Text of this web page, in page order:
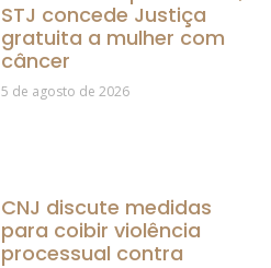
STJ concede Justiça
gratuita a mulher com
câncer
5 de agosto de 2026
CNJ discute medidas
para coibir violência
processual contra